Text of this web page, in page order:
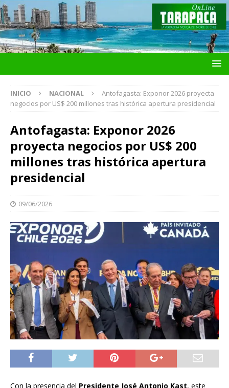
INICIO NACIONAL
Antofagasta: Exponor 2026 proyecta
negocios por US$ 200 millones tras histórica apertura presidencial
Antofagasta: Exponor 2026
proyecta negocios por US$ 200
millones tras histórica apertura
presidencial
09/06/2026
Con la presencia del Presidente José Antonio Kast, este